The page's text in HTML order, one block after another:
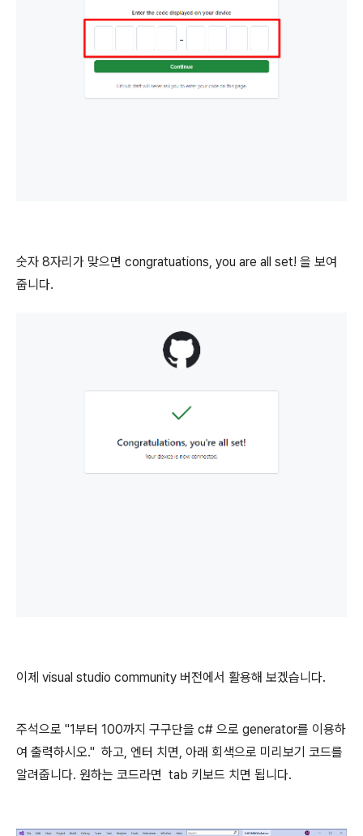
숫자 8자리가 맞으면 congratuations, you are all set! 을 보여
줍니다.
이제 visual studio community 버전에서 활용해 보겠습니다.
주석으로 "1부터 100까지 구구단을 c# 으로 generator를 이용하
여 출력하시오." 하고, 엔터 치면, 아래 회색으로 미리보기 코드를
알려줍니다. 원하는 코드라면 tab 키보드 치면 됩니다.